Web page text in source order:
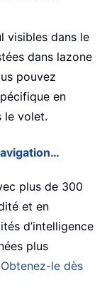
visibles dans le
dans lazone
pouvez
en
le volet.
plus de 300
et en
d’intelligence
plus
Obtenez-le dès